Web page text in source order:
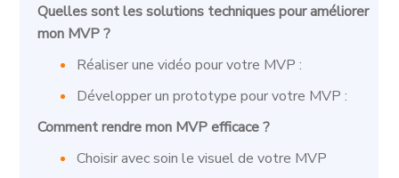
Quelles sont les solutions techniques pour améliorer
mon MVP ?
Réaliser une vidéo pour votre MVP :
Développer un prototype pour votre MVP :
Comment rendre mon MVP efficace ?
Choisir avec soin le visuel de votre MVP